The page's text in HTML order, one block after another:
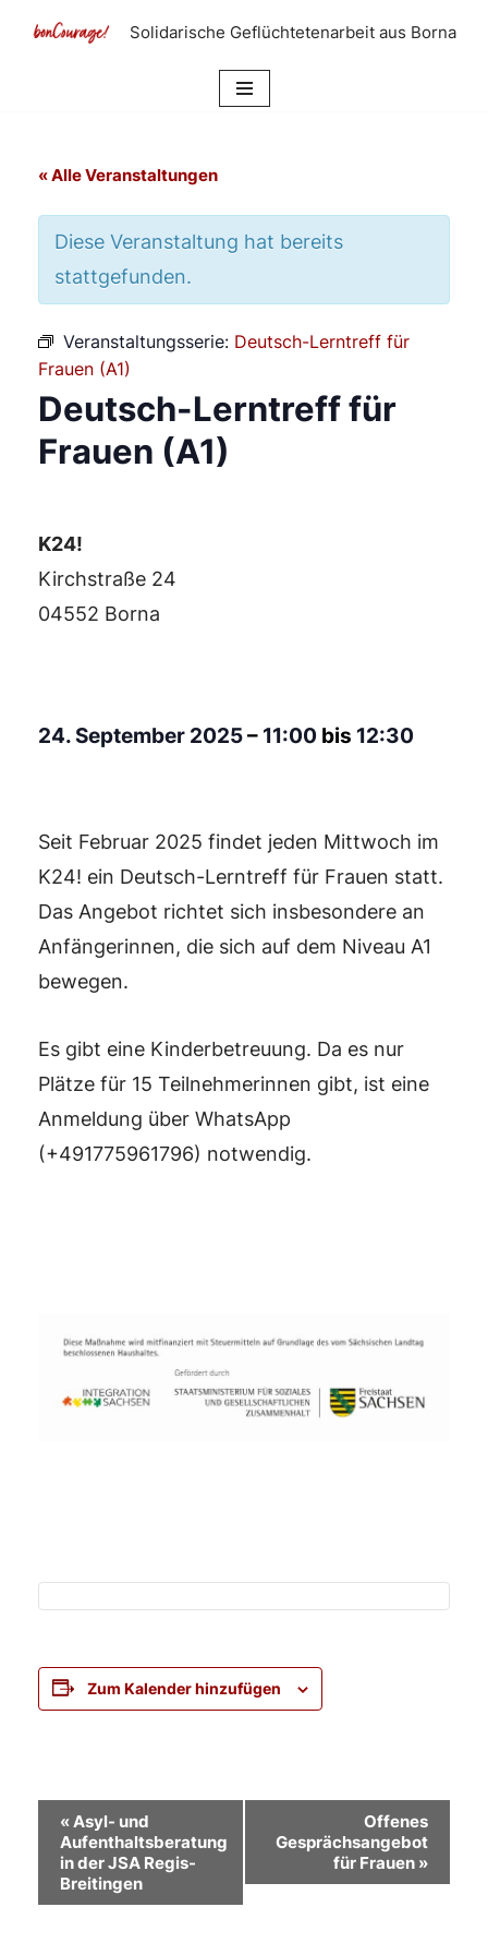
Solidarische Geflüchtetenarbeit aus Borna
« Alle Veranstaltungen
Diese Veranstaltung hat bereits
stattgefunden.
Veranstaltungsserie: Deutsch-Lerntreff für
Frauen (A1)
Deutsch-Lerntreff für
Frauen (A1)
K24!
Kirchstraße 24
04552 Borna
24. September 2025– 11:00 bis 12:30
Seit Februar 2025 findet jeden Mittwoch im
K24! ein Deutsch-Lerntreff für Frauen statt.
Das Angebot richtet sich insbesondere an
Anfängerinnen, die sich auf dem Niveau A1
bewegen.
Es gibt eine Kinderbetreuung. Da es nur
Plätze für 15 Teilnehmerinnen gibt, ist eine
Anmeldung über WhatsApp
(+491775961796) notwendig.
Zum Kalender hinzufügen
Veranstaltung-
Navigation
« Asyl- und
Aufenthaltsberatung
in der JSA Regis-
Breitingen
Offenes
Gesprächsangebot
für Frauen »